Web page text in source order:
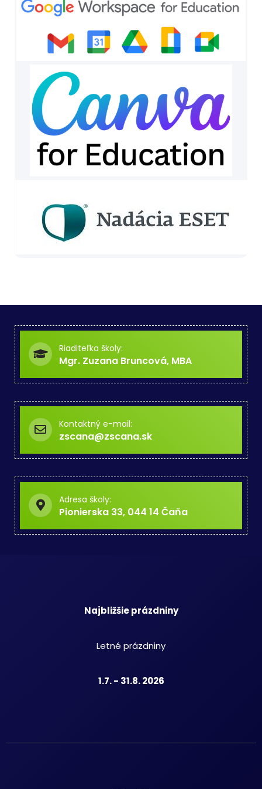
Riaditeľka školy:
Mgr. Zuzana Bruncová, MBA
Kontaktný e-mail:
zscana@zscana.sk
Adresa školy:
Pionierska 33, 044 14 Čaňa
Najbližšie prázdniny
Letné prázdniny
1.7. - 31.8. 2026